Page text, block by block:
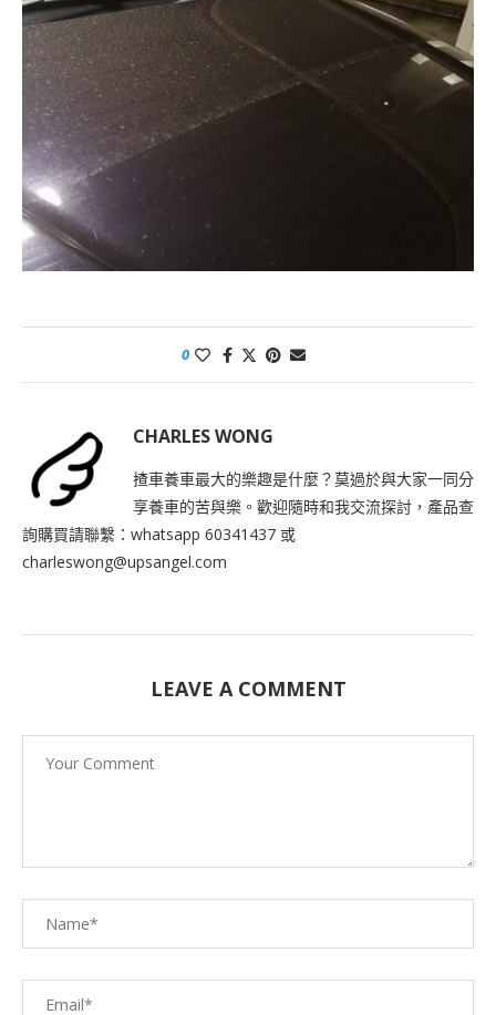
0
CHARLES WONG
揸車養車最大的樂趣是什麼？莫過於與大家一同分
享養車的苦與樂。歡迎隨時和我交流探討，產品查
詢購買請聯繫：whatsapp 60341437 或
charleswong@upsangel.com
LEAVE A COMMENT